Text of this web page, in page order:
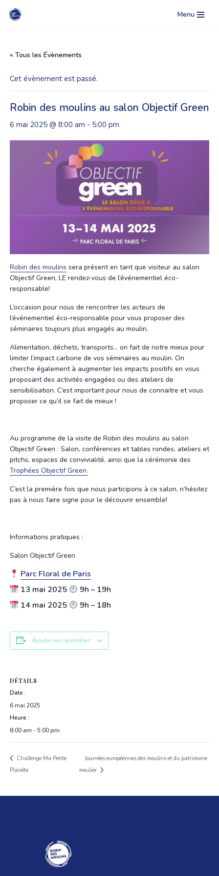
contenu
Menu
« Tous les Évènements
Cet évènement est passé.
Robin des moulins au salon Objectif Green
6 mai 2025 @ 8:00 am - 5:00 pm
Robin des moulins sera présent en tant que visiteur au salon
Objectif Green, LE rendez-vous de l’événementiel éco-
responsable!
L’occasion pour nous de rencontrer les acteurs de
l’événementiel éco-responsable pour vous proposer des
séminaires toujours plus engagés au moulin.
Alimentation, déchets, transports… on fait de notre mieux pour
limiter l’impact carbone de vos séminaires au moulin. On
cherche également à augmenter les impacts positifs en vous
proposant des activités engagées ou des ateliers de
sensibilisation. C’est important pour nous de connaitre et vous
proposer ce qu’il se fait de mieux !
Au programme de la visite de Robin des moulins au salon
Objectif Green : Salon, conférences et tables rondes, ateliers et
pitchs, espaces de convivialité, ainsi que la cérémonie des
Trophées Objectif Green.
C’est la première fois que nous participons à ce salon, n’hésitez
pas à nous faire signe pour le découvrir ensemble!
Informations pratiques :
Salon Objectif Green
Parc Floral de Paris
13 mai 2025
9h – 19h
14 mai 2025
9h – 18h
Ajouter au calendrier
DÉTAILS
Date :
6 mai 2025
Heure :
8:00 am - 5:00 pm
Challenge Ma Petite
Planète
Journées européennes des moulins et du patrimoine
meulier